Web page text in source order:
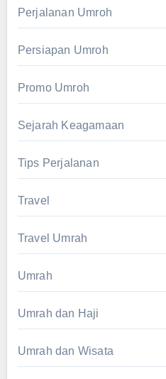
Perjalanan Umroh
Persiapan Umroh
Promo Umroh
Sejarah Keagamaan
Tips Perjalanan
Travel
Travel Umrah
Umrah
Umrah dan Haji
Umrah dan Wisata